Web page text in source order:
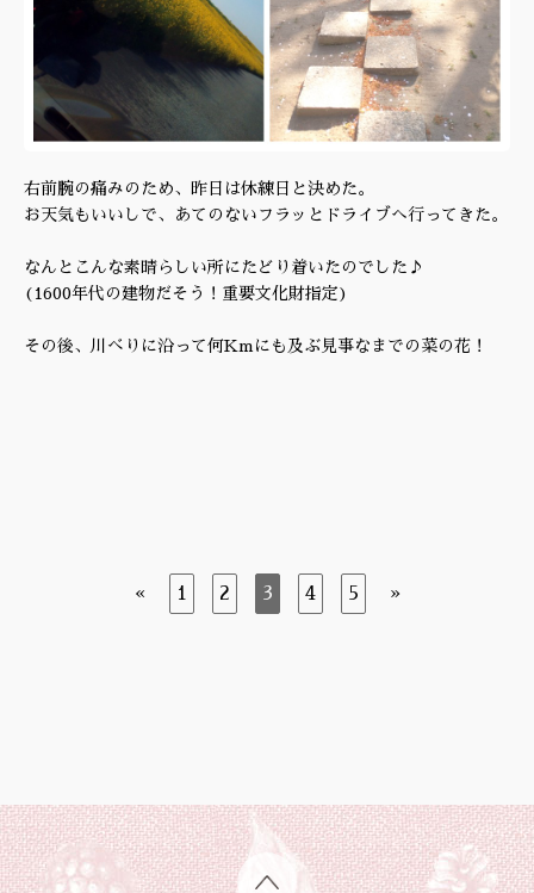
右前腕の痛みのため、昨日は休練日と決めた。
お天気もいいしで、あてのないフラッとドライブへ行ってきた。
なんとこんな素晴らしい所にたどり着いたのでした♪
(1600年代の建物だそう！重要文化財指定)
その後、川べりに沿って何Kmにも及ぶ見事なまでの菜の花！
« 1 2 3 4 5 »